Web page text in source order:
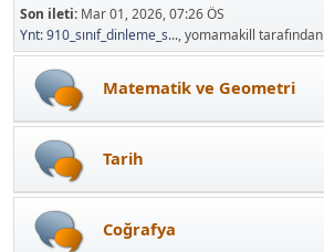
Son ileti: Mar 01, 2026, 07:26 ÖS
Ynt: 910_sınıf_dinleme_s..., yomamakill tarafından
Matematik ve Geometri
Tarih
Coğrafya